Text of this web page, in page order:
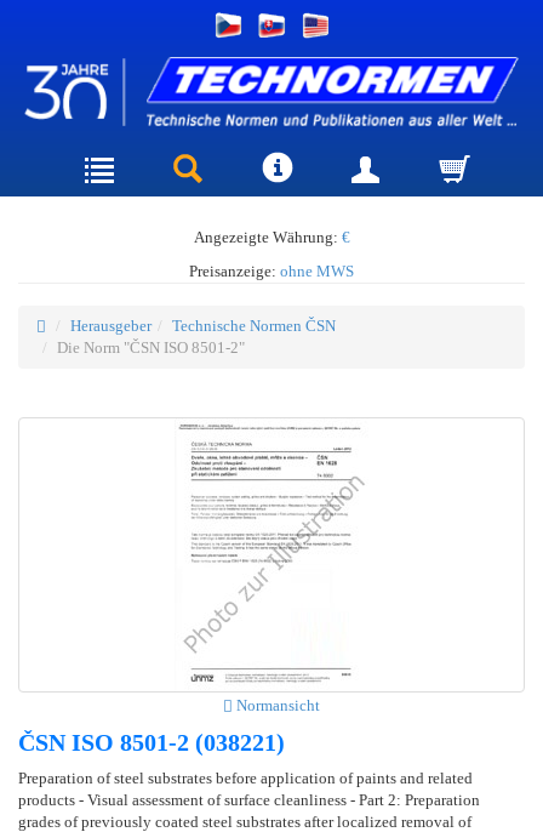
Angezeigte Währung: €
Preisanzeige: ohne MWS
Herausgeber
Technische Normen ČSN
Die Norm "ČSN ISO 8501-2"
Normansicht
ČSN ISO 8501-2 (038221)
Preparation of steel substrates before application of paints and related
products - Visual assessment of surface cleanliness - Part 2: Preparation
grades of previously coated steel substrates after localized removal of